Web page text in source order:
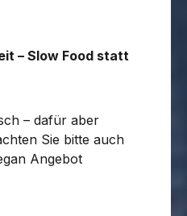
– Slow Food statt
– dafür aber
Sie bitte auch
Angebot